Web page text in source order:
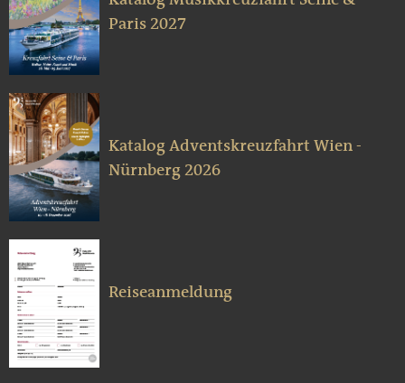
Paris 2027
Katalog Adventskreuzfahrt Wien -
Nürnberg 2026
Reiseanmeldung